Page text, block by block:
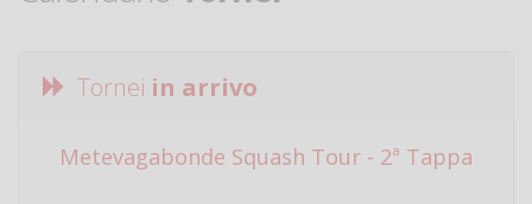
Tornei in arrivo
Metevagabonde Squash Tour - 2ª Tappa